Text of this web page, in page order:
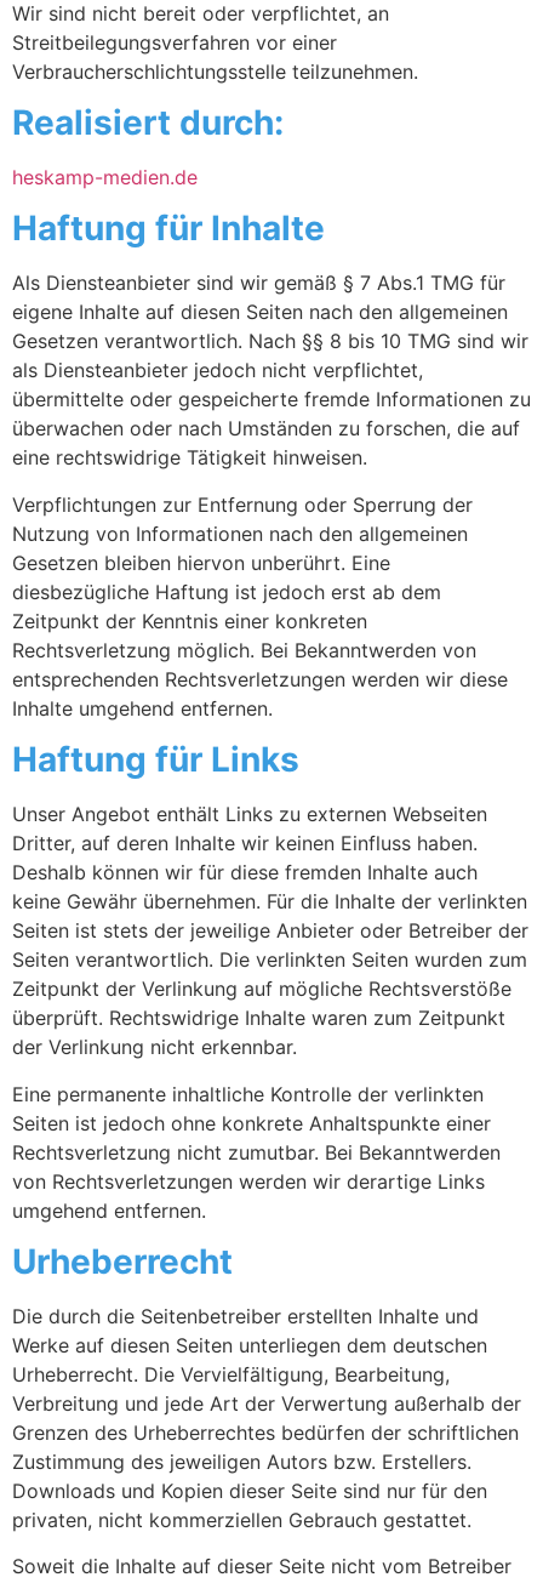
Wir sind nicht bereit oder verpflichtet, an
Streitbeilegungsverfahren vor einer
Verbraucherschlichtungsstelle teilzunehmen.
Realisiert durch:
heskamp-medien.de
Haftung für Inhalte
Als Diensteanbieter sind wir gemäß § 7 Abs.1 TMG für
eigene Inhalte auf diesen Seiten nach den allgemeinen
Gesetzen verantwortlich. Nach §§ 8 bis 10 TMG sind wir
als Diensteanbieter jedoch nicht verpflichtet,
übermittelte oder gespeicherte fremde Informationen zu
überwachen oder nach Umständen zu forschen, die auf
eine rechtswidrige Tätigkeit hinweisen.
Verpflichtungen zur Entfernung oder Sperrung der
Nutzung von Informationen nach den allgemeinen
Gesetzen bleiben hiervon unberührt. Eine
diesbezügliche Haftung ist jedoch erst ab dem
Zeitpunkt der Kenntnis einer konkreten
Rechtsverletzung möglich. Bei Bekanntwerden von
entsprechenden Rechtsverletzungen werden wir diese
Inhalte umgehend entfernen.
Haftung für Links
Unser Angebot enthält Links zu externen Webseiten
Dritter, auf deren Inhalte wir keinen Einfluss haben.
Deshalb können wir für diese fremden Inhalte auch
keine Gewähr übernehmen. Für die Inhalte der verlinkten
Seiten ist stets der jeweilige Anbieter oder Betreiber der
Seiten verantwortlich. Die verlinkten Seiten wurden zum
Zeitpunkt der Verlinkung auf mögliche Rechtsverstöße
überprüft. Rechtswidrige Inhalte waren zum Zeitpunkt
der Verlinkung nicht erkennbar.
Eine permanente inhaltliche Kontrolle der verlinkten
Seiten ist jedoch ohne konkrete Anhaltspunkte einer
Rechtsverletzung nicht zumutbar. Bei Bekanntwerden
von Rechtsverletzungen werden wir derartige Links
umgehend entfernen.
Urheberrecht
Die durch die Seitenbetreiber erstellten Inhalte und
Werke auf diesen Seiten unterliegen dem deutschen
Urheberrecht. Die Vervielfältigung, Bearbeitung,
Verbreitung und jede Art der Verwertung außerhalb der
Grenzen des Urheberrechtes bedürfen der schriftlichen
Zustimmung des jeweiligen Autors bzw. Erstellers.
Downloads und Kopien dieser Seite sind nur für den
privaten, nicht kommerziellen Gebrauch gestattet.
Soweit die Inhalte auf dieser Seite nicht vom Betreiber